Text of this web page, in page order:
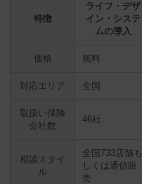
特徴
ライフ・デザ
イン・システ
ムの導入
価格 無料
対応エリア 全国
取扱い保険
会社数
46社
相談スタイ
ル
全国733店舗も
しくは通信販
売